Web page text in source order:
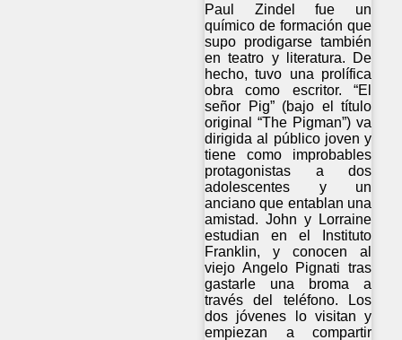
Paul Zindel fue un
químico de formación que
supo prodigarse también
en teatro y literatura. De
hecho, tuvo una prolífica
obra como escritor. “El
señor Pig” (bajo el título
original “The Pigman”) va
dirigida al público joven y
tiene como improbables
protagonistas a dos
adolescentes y un
anciano que entablan una
amistad. John y Lorraine
estudian en el Instituto
Franklin, y conocen al
viejo Angelo Pignati tras
gastarle una broma a
través del teléfono. Los
dos jóvenes lo visitan y
empiezan a compartir